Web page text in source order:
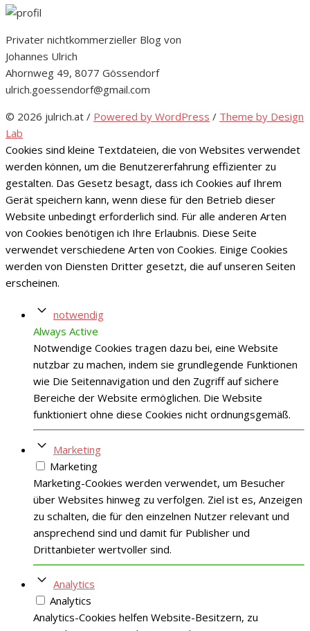
Privater nichtkommerzieller Blog von
Johannes Ulrich
Ahornweg 49, 8077 Gössendorf
ulrich.goessendorf@gmail.com
© 2026 julrich.at / Powered by WordPress / Theme by Design
Lab
Cookies sind kleine Textdateien, die von Websites verwendet
werden können, um die Benutzererfahrung effizienter zu
gestalten. Das Gesetz besagt, dass ich Cookies auf Ihrem
Gerät speichern kann, wenn diese für den Betrieb dieser
Website unbedingt erforderlich sind. Für alle anderen Arten
von Cookies benötigen ich Ihre Erlaubnis. Diese Seite
verwendet verschiedene Arten von Cookies. Einige Cookies
werden von Diensten Dritter gesetzt, die auf unseren Seiten
erscheinen.
notwendig
Always Active
Notwendige Cookies tragen dazu bei, eine Website
nutzbar zu machen, indem sie grundlegende Funktionen
wie Die Seitennavigation und den Zugriff auf sichere
Bereiche der Website ermöglichen. Die Website
funktioniert ohne diese Cookies nicht ordnungsgemäß.
Marketing
Marketing
Marketing-Cookies werden verwendet, um Besucher
über Websites hinweg zu verfolgen. Ziel ist es, Anzeigen
zu schalten, die für den einzelnen Nutzer relevant und
ansprechend sind und damit für Publisher und
Drittanbieter wertvoller sind.
Analytics
Analytics
Analytics-Cookies helfen Website-Besitzern, zu